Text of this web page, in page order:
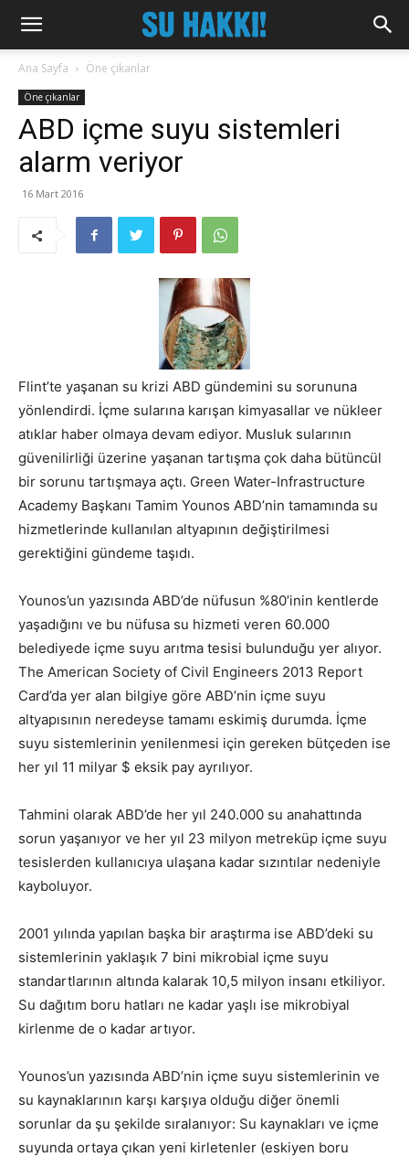
Ana Sayfa Öne çıkanlar
Öne çıkanlar
ABD içme suyu sistemleri
alarm veriyor
16 Mart 2016
Flint’te yaşanan su krizi ABD gündemini su sorununa
yönlendirdi. İçme sularına karışan kimyasallar ve nükleer
atıklar haber olmaya devam ediyor. Musluk sularının
güvenilirliği üzerine yaşanan tartışma çok daha bütüncül
bir sorunu tartışmaya açtı. Green Water-Infrastructure
Academy Başkanı Tamim Younos ABD’nin tamamında su
hizmetlerinde kullanılan altyapının değiştirilmesi
gerektiğini gündeme taşıdı.
Younos’un yazısında ABD’de nüfusun %80’inin kentlerde
yaşadığını ve bu nüfusa su hizmeti veren 60.000
belediyede içme suyu arıtma tesisi bulunduğu yer alıyor.
The American Society of Civil Engineers 2013 Report
Card’da yer alan bilgiye göre ABD’nin içme suyu
altyapısının neredeyse tamamı eskimiş durumda. İçme
suyu sistemlerinin yenilenmesi için gereken bütçeden ise
her yıl 11 milyar $ eksik pay ayrılıyor.
Tahmini olarak ABD’de her yıl 240.000 su anahattında
sorun yaşanıyor ve her yıl 23 milyon metreküp içme suyu
tesislerden kullanıcıya ulaşana kadar sızıntılar nedeniyle
kayboluyor.
2001 yılında yapılan başka bir araştırma ise ABD’deki su
sistemlerinin yaklaşık 7 bini mikrobial içme suyu
standartlarının altında kalarak 10,5 milyon insanı etkiliyor.
Su dağıtım boru hatları ne kadar yaşlı ise mikrobiyal
kirlenme de o kadar artıyor.
Younos’un yazısında ABD’nin içme suyu sistemlerinin ve
su kaynaklarının karşı karşıya olduğu diğer önemli
sorunlar da şu şekilde sıralanıyor: Su kaynakları ve içme
suyunda ortaya çıkan yeni kirletenler (eskiyen boru